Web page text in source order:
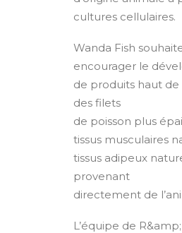
cultures cellulaires.
Wanda Fish
encourager le
de produits haut
des filets
de poisson plus
tissus musculaires
tissus adipeux
provenant
directement de
L’équipe de